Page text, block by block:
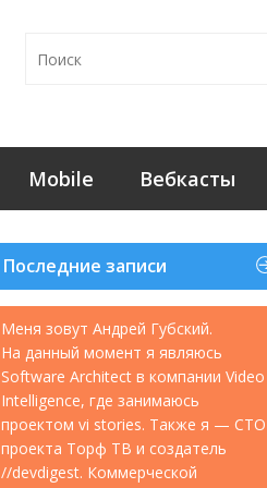
Mobile Вебкасты
Последние записи
Меня зовут Андрей Губский.
На данный момент я являюсь
Software Architect в компании Video
Intelligence, где занимаюсь
проектом vi stories. Также я — CTO
проекта Торф ТВ и создатель
//devdigest. Коммерческой